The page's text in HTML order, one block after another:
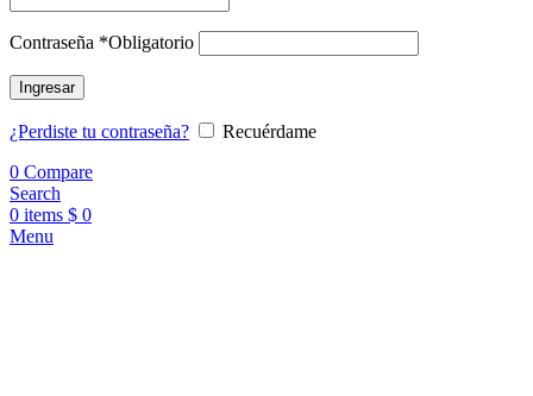
Contraseña *Obligatorio
Ingresar
¿Perdiste tu contraseña?
Recuérdame
0 Compare
Search
0 items $ 0
Menu